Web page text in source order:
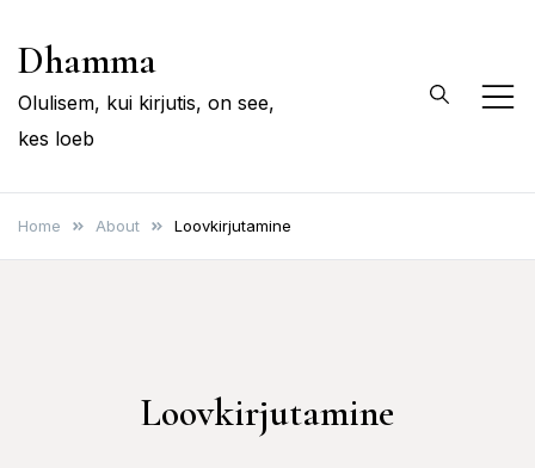
Dhamma
Olulisem, kui kirjutis, on see,
kes loeb
Home About Loovkirjutamine
Loovkirjutamine